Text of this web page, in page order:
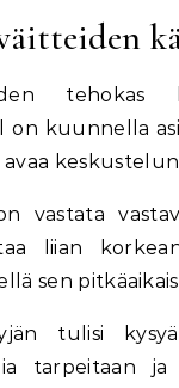
on kuunnella
vastata
liian
sen
tulisi
tarpeitaan